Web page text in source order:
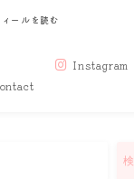
ールを読む
Instagram